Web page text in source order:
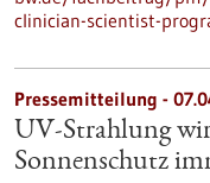
clinician-scientist-
Pressemitteilung -
UV-Strahlung
Sonnenschutz